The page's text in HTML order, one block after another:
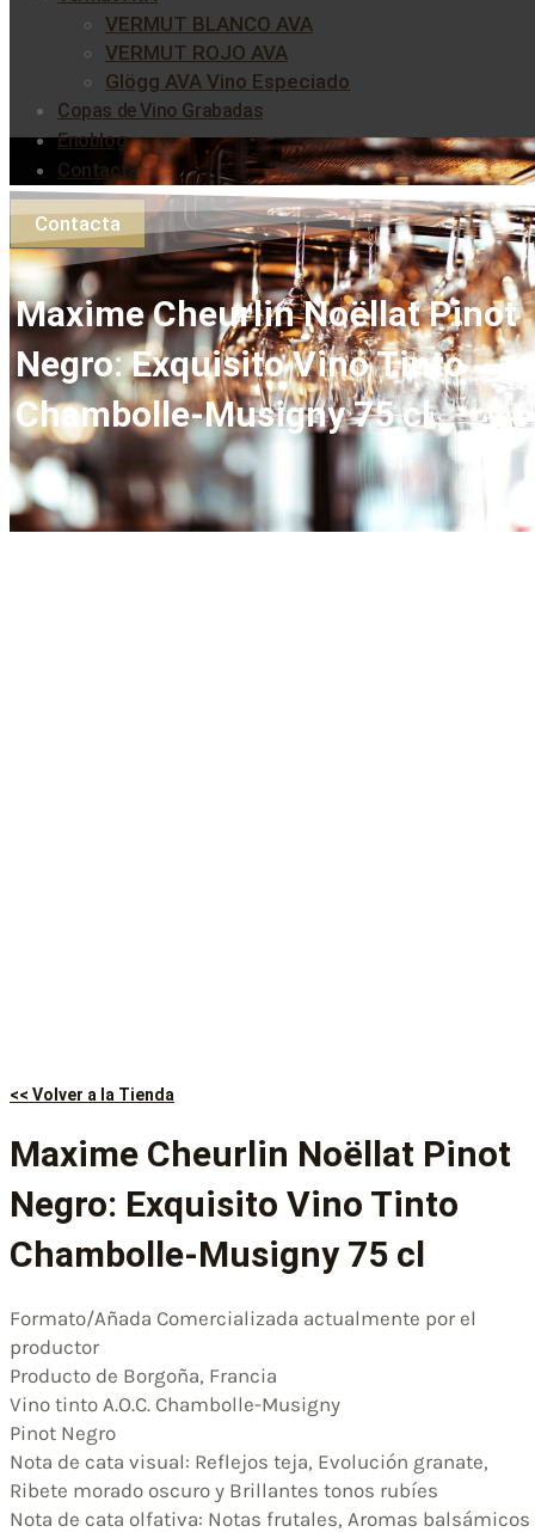
VERMUT BLANCO AVA
VERMUT ROJO AVA
Glögg AVA Vino Especiado
Copas de Vino Grabadas
Enoblog
Contacta
Contacta
Maxime Cheurlin Noëllat Pinot
Negro: Exquisito Vino Tinto
Chambolle-Musigny 75 cl
<< Volver a la Tienda
Maxime Cheurlin Noëllat Pinot
Negro: Exquisito Vino Tinto
Chambolle-Musigny 75 cl
Formato/Añada Comercializada actualmente por el
productor
Producto de Borgoña, Francia
Vino tinto A.O.C. Chambolle-Musigny
Pinot Negro
Nota de cata visual: Reflejos teja, Evolución granate,
Ribete morado oscuro y Brillantes tonos rubíes
Nota de cata olfativa: Notas frutales, Aromas balsámicos